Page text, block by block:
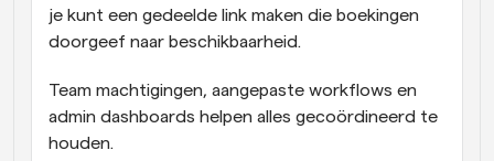
je kunt een gedeelde link maken die boekingen
doorgeef naar beschikbaarheid.
Team machtigingen, aangepaste workflows en
admin dashboards helpen alles gecoördineerd te
houden.